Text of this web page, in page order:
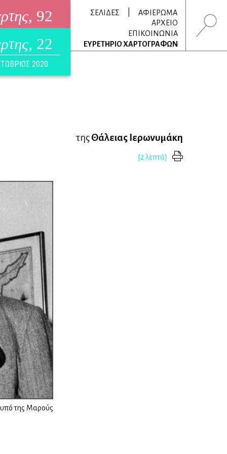
, 92
περιοδικό
2026
, 22
2020
ΣΕΛΙΔΕΣ
ΑΦΙΕΡΩΜΑ
ΑΡΧΕΙΟ
ΕΠΙΚΟΙΝΩΝΙΑ
ΕΥΡΕΤΗΡΙΟ ΧΑΡΤΟΓΡΑΦΩΝ
τηςΘάλειας Ιερωνυμάκη
{2 λεπτά}
της Μαρούς